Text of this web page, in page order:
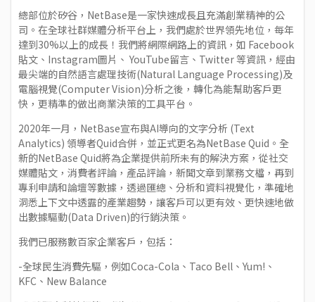
總部位於矽谷，NetBase是一家快速成長且充滿創業精神的公
司。在全球社群媒體分析平台上，我們處於世界領先地位，每年
達到30%以上的成長！我們將網際網路上的資訊，如 Facebook
貼文、Instagram圖片、 YouTube留言、Twitter 等資訊，經由
最尖端的自然語言處理技術(Natural Language Processing)及
電腦視覺(Computer Vision)分析之後，轉化為能幫助客戶更
快，更精準的做出商業決策的工具平台。
2020年一月，NetBase宣布與AI導向的文字分析 (Text
Analytics) 領導者Quid合併，並正式更名為NetBase Quid。全
新的NetBase Quid將為企業提供前所未有的解決方案，從社交
媒體貼文，消費者評論，產品評論，新聞文章到業務文檔，再到
專利申請和論壇等數據，透過匯總、分析和資料視覺化，準確地
洞悉上下文中透露的產業趨勢，讓客戶可以更有效、更快速地做
出數據驅動(Data Driven)的行銷決策。
我們已服務數百家企業客戶，包括：
-全球民生消費先驅，例如Coca-Cola、Taco Bell、Yum!、
KFC、New Balance